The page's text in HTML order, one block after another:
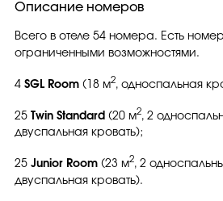
Описание номеров
Всего в отеле 54 номера. Есть
ограниченными возможностями.
4 SGL Room (18 м2, односпальная
25 Twin Standard (20 м2, 2
двуспальная кровать);
25 Junior Room (23 м2, 2
двуспальная кровать).